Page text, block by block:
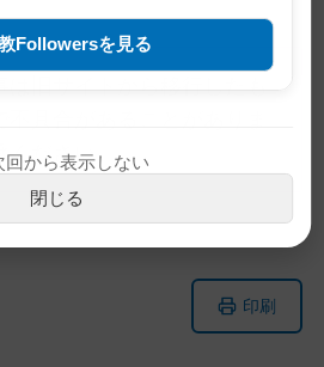
旧サイトから移行したも
ください。
印刷
Followersを見る
回から表示しない
閉じる